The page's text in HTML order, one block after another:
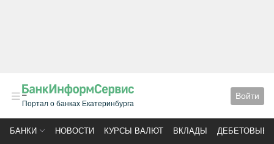
Портал о банках Екатеринбурга
Войти
БАНКИ НОВОСТИ КУРСЫ ВАЛЮТ ВКЛАДЫ ДЕБЕТОВЫЕ